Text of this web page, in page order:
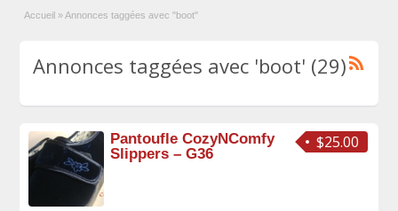
Accueil » Annonces taggées avec "boot"
Annonces taggées avec 'boot' (29)
$25.00
Pantoufle CozyNComfy
Slippers – G36